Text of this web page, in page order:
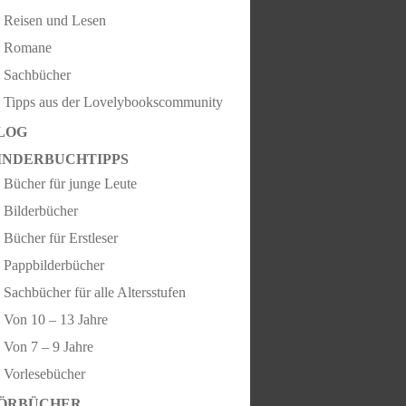
Reisen und Lesen
Romane
Sachbücher
Tipps aus der Lovelybookscommunity
Bücher für junge Leute
Bilderbücher
Bücher für Erstleser
Pappbilderbücher
Sachbücher für alle Altersstufen
Von 10 – 13 Jahre
Von 7 – 9 Jahre
Vorlesebücher